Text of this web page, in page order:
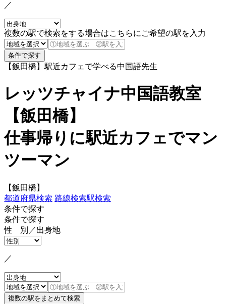
／
複数の駅で検索をする場合はこちらにご希望の駅を入力
【飯田橋】駅近カフェで学べる中国語先生
レッツチャイナ中国語教室
【飯田橋】
仕事帰りに駅近カフェでマン
ツーマン
【飯田橋】
都道府県検索 路線検索駅検索
条件で探す
条件で探す
性 別／出身地
／